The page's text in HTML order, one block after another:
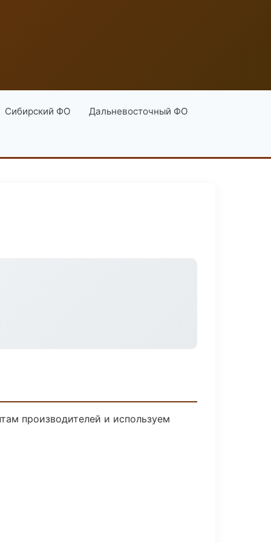
Сибирский ФО Дальневосточный ФО
производителей и используем